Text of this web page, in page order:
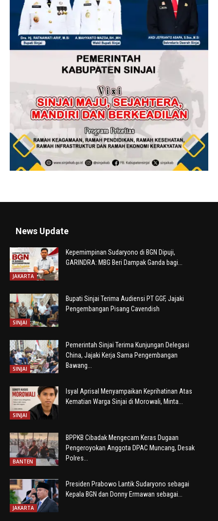
News Update
JAKARTA
Kepemimpinan Sudaryono di BGN Dipuji,
GARINDRA: MBG Beri Dampak Ganda bagi...
SINJAI
Bupati Sinjai Terima Audiensi PT GGF, Jajaki
Pengembangan Pisang Cavendish
SINJAI
Pemerintah Sinjai Terima Kunjungan Delegasi
China, Jajaki Kerja Sama Pengembangan
Bawang...
SINJAI
Isyal Aprisal Menyampaikan Keprihatinan Atas
Kematian Warga Sinjai di Morowali, Minta...
BANTEN
BPPKB Cibadak Mengecam Keras Dugaan
Pengeroyokan Anggota DPAC Muncang, Desak
Polres...
JAKARTA
Presiden Prabowo Lantik Sudaryono sebagai
Kepala BGN dan Donny Ermawan sebagai...